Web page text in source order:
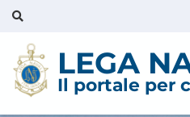
LEGA
Il portale per